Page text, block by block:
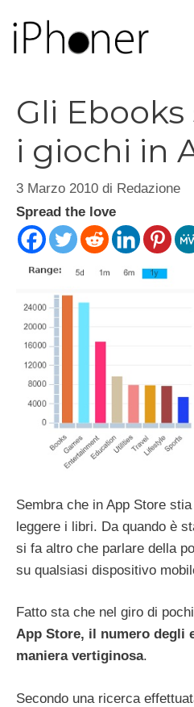
contenuto
Gli
i giochi in
3 Marzo 2010 di Redazione
Spread the love
Sembra che in App Store
leggere i libri. Da quando è
si fa altro che parlare della
su qualsiasi dispositivo
Fatto sta che nel giro di
App Store, il numero degli
maniera vertiginosa.
Secondo una ricerca